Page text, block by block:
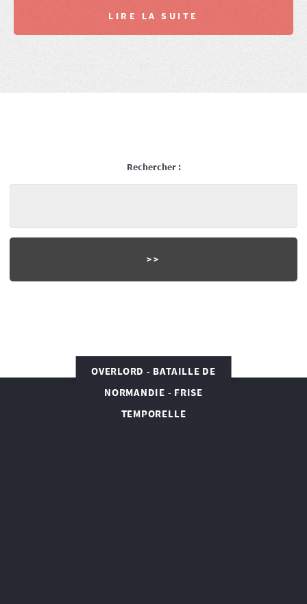
LIRE LA SUITE
Rechercher :
OVERLORD - BATAILLE DE
NORMANDIE - FRISE
TEMPORELLE